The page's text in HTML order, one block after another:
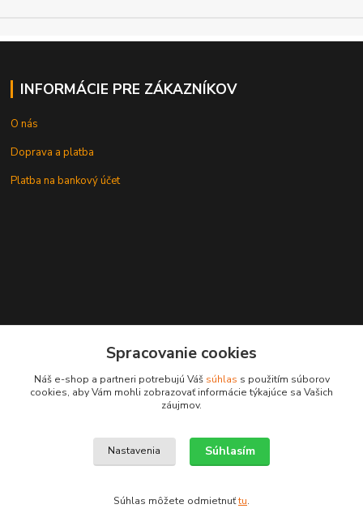
INFORMÁCIE PRE ZÁKAZNÍKOV
O nás
Doprava a platba
Platba na bankový účet
leksunsro@gmail.com
Upravit sběr cookies.
Spracovanie cookies
Náš e-shop a partneri potrebujú Váš súhlas s použitím súborov
cookies, aby Vám mohli zobrazovať informácie týkajúce sa Vašich
záujmov.
Nastavenia Súhlasím
Súhlas môžete odmietnuťtu.